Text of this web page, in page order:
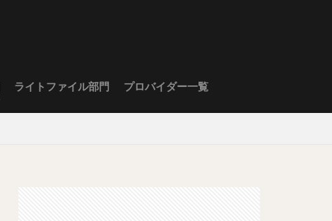
ライトファイル部門 プロバイダー一覧